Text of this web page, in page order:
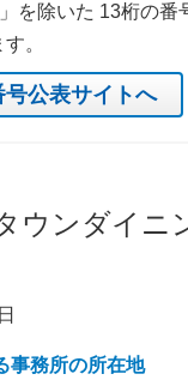
を除いた 13桁の番
。
号公表サイトへ
ウンダイニ
事務所の所在地